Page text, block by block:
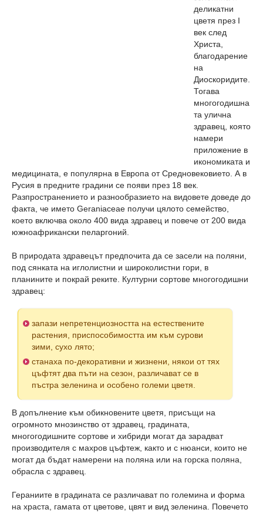
деликатни
цветя през I
век след
Христа,
благодарение
на
Диоскоридите.
Тогава
многогодишна
та улична
здравец, която
намери
приложение в
икономиката и
медицината, е популярна в Европа от Средновековието. А в
Русия в предните градини се появи през 18 век.
Разпространението и разнообразието на видовете доведе до
факта, че името Geraniaceae получи цялото семейство,
което включва около 400 вида здравец и повече от 200 вида
южноафрикански пеларгоний.
В природата здравецът предпочита да се засели на поляни,
под сянката на иглолистни и широколистни гори, в
планините и покрай реките. Културни сортове многогодишни
здравец:
запази непретенциозността на естествените
растения, приспособимостта им към сурови
зими, сухо лято;
станаха по-декоративни и жизнени, някои от тях
цъфтят два пъти на сезон, различават се в
пъстра зеленина и особено големи цветя.
В допълнение към обикновените цветя, присъщи на
огромното мнозинство от здравец, градината,
многогодишните сортове и хибриди могат да зарадват
производителя с махров цъфтеж, както и с нюанси, които не
могат да бъдат намерени на поляна или на горска поляна,
обрасла с здравец.
Гераниите в градината се различават по големина и форма
на храста, гамата от цветове, цвят и вид зеленина. Повечето